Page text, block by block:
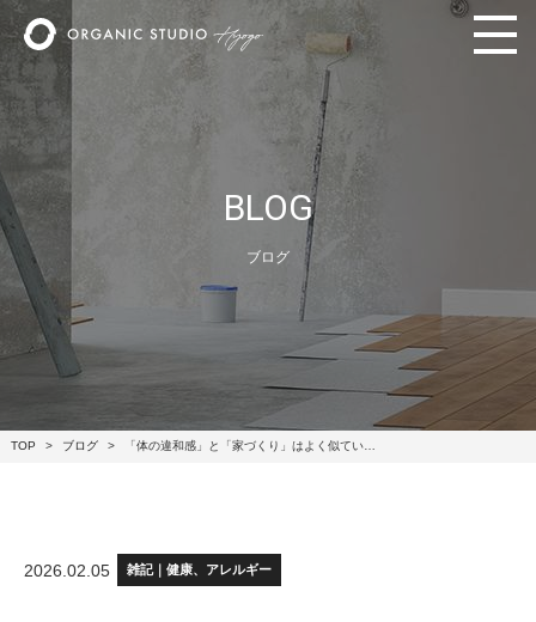
BLOG
ブログ
TOP ブログ 「体の違和感」と「家づくり」はよく似てい…
2026.02.05 雑記｜健康、アレルギー